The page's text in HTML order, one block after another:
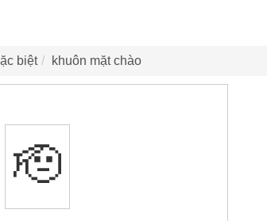
biệt khuôn mặt chào
🫡